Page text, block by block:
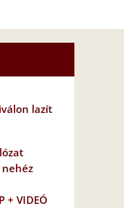
lazít
+ VIDEÓ